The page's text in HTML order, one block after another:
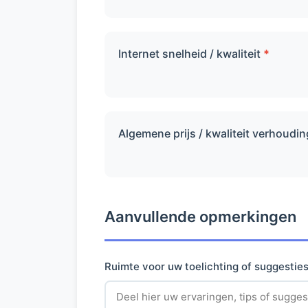
Internet snelheid / kwaliteit *
Algemene prijs / kwaliteit
Aanvullende opmerkingen
Ruimte voor uw toelichting of suggesties